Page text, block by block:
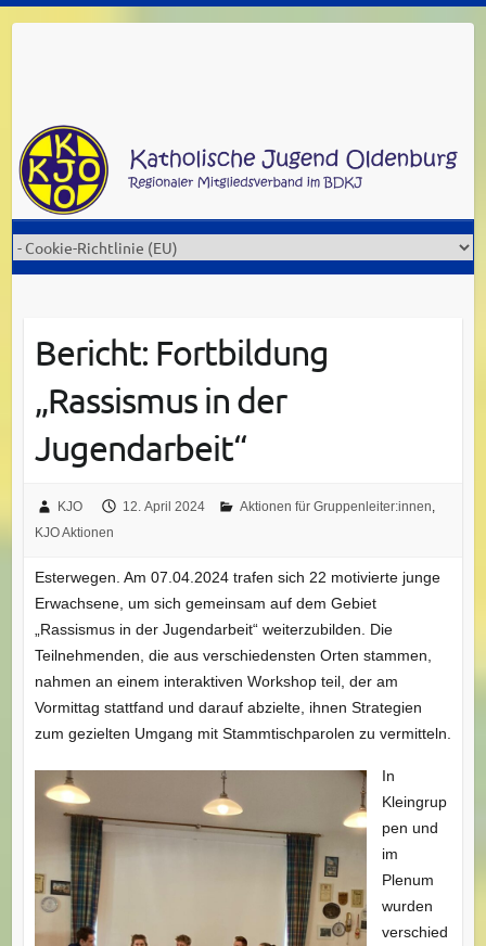
Bericht: Fortbildung
„Rassismus in der
Jugendarbeit“
KJO 12. April 2024 Aktionen für Gruppenleiter:innen
KJO Aktionen
Esterwegen. Am 07.04.2024 trafen sich 22 motivierte junge
Erwachsene, um sich gemeinsam auf dem Gebiet
„Rassismus in der Jugendarbeit“ weiterzubilden. Die
Teilnehmenden, die aus verschiedensten Orten stammen,
nahmen an einem interaktiven Workshop teil, der am
Vormittag stattfand und darauf abzielte, ihnen Strategien
zum gezielten Umgang mit Stammtischparolen zu vermitteln.
In
Kleingrup
pen und
im
Plenum
wurden
verschied